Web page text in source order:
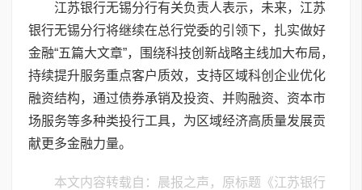
江苏银行无锡分行有关负责人表示，未来，江苏
银行无锡分行将继续在总行党委的引领下，扎实做好
金融“五篇大文章”，围绕科技创新战略主线加大布局，
持续提升服务重点客户质效，支持区域科创企业优化
融资结构，通过债券承销及投资、并购融资、资本市
场服务等多种类投行工具，为区域经济高质量发展贡
献更多金融力量。
本文内容转载自：晨报之声，原标题《江苏银行